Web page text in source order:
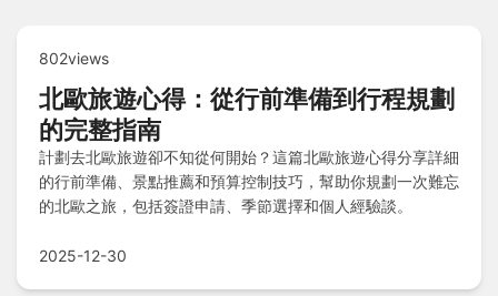
802views
北歐旅遊心得：從行前準備到行程規劃
的完整指南
計劃去北歐旅遊卻不知從何開始？這篇北歐旅遊心得分享詳細
的行前準備、景點推薦和預算控制技巧，幫助你規劃一次難忘
的北歐之旅，包括簽證申請、季節選擇和個人經驗談。
2025-12-30